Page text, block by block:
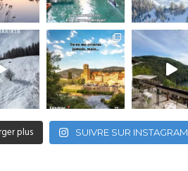
plus SUIVRE SUR INSTAGRAM